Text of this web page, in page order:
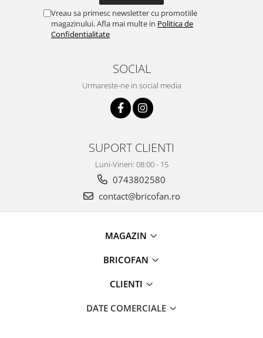
Stropitori
Folie si plase pt plante
Pentru Casa si Camping
Aragaze, plite, piese butelii de
Pirostrii si accesorii pentru gatit
Vreau sa primesc newsletter cu promotiile
magazinului. Afla mai multe in Politica de
Confidentialitate
SOCIAL
Urmareste-ne in social media
SUPORT CLIENTI
Luni-Vineri: 08:00 - 15
0743802580
contact@bricofan.ro
MAGAZIN
BRICOFAN
CLIENTI
DATE COMERCIALE